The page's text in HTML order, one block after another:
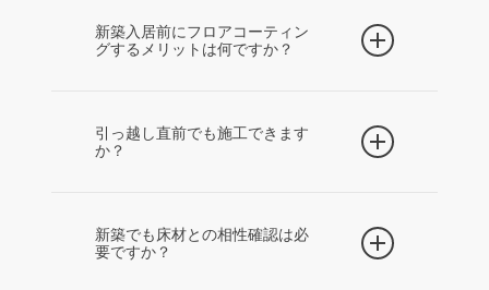
新築入居前にフロアコーティン
グするメリットは何ですか？
工範囲を確保しやすく、荷物移動の負担が
少ない点がメリットです。新築の床をきれ
引っ越し直前でも施工できます
か？
要な時間が異なります。引き渡し日、施工
日、乾燥時間、家具搬入日、引っ越し日を
新築でも床材との相性確認は必
要ですか？